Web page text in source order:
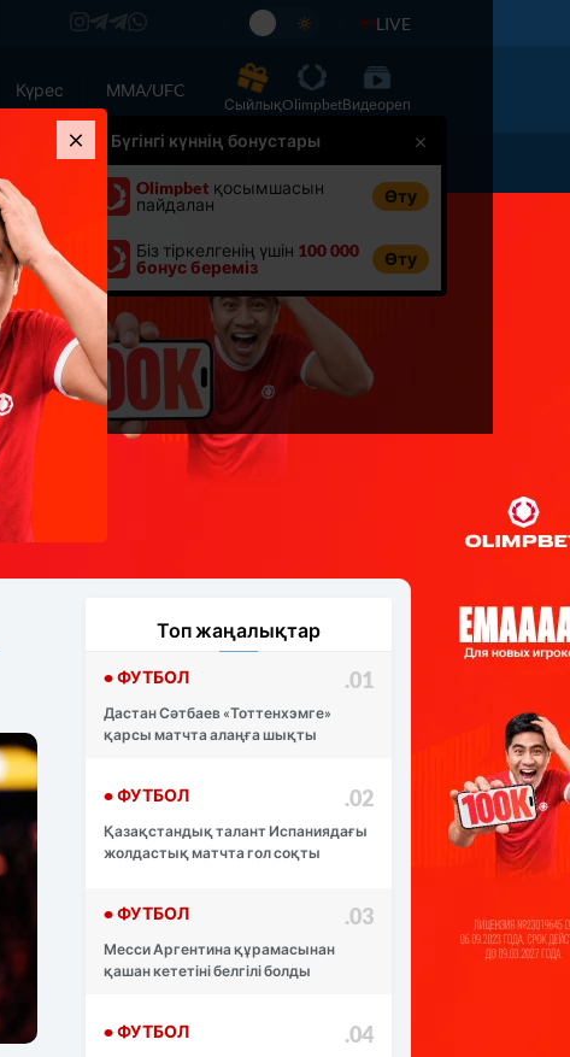
LIVE
Күрес ММА/UFC
Сыйлық
Бүгінгі күннің бонустары
Olimpbet қосымшасын
пайдалан
Өту
Біз тіркелгенің үшін 100 000
бонус береміз
Өту
OlimpbetВидеореп
Хабарландыру Басқа
Топ жаңалықтар
• ФУТБОЛ .01
Дастан Сәтбаев «Тоттенхэмге»
қарсы матчта алаңға шықты
• ФУТБОЛ .02
Қазақстандық талант Испаниядағы
жолдастық матчта гол соқты
• ФУТБОЛ .03
Месси Аргентина құрамасынан
қашан кететіні белгілі болды
• ФУТБОЛ .04